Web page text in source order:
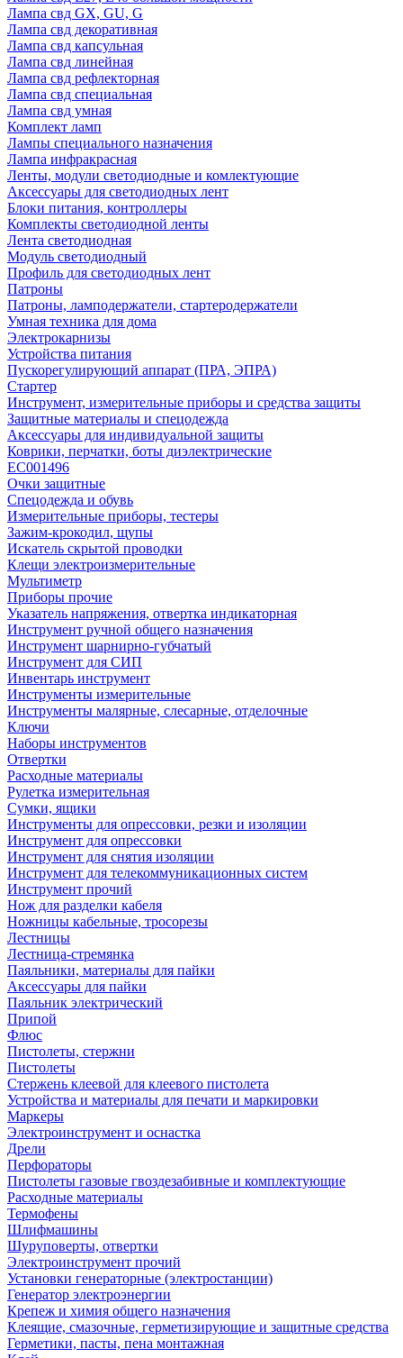
Лампа свд GX, GU, G
Лампа свд декоративная
Лампа свд капсульная
Лампа свд линейная
Лампа свд рефлекторная
Лампа свд специальная
Лампа свд умная
Комплект ламп
Лампы специального назначения
Лампа инфракрасная
Ленты, модули светодиодные и комлектующие
Аксессуары для светодиодных лент
Блоки питания, контроллеры
Комплекты светодиодной ленты
Лента светодиодная
Модуль светодиодный
Профиль для светодиодных лент
Патроны
Патроны, ламподержатели, стартеродержатели
Умная техника для дома
Электрокарнизы
Устройства питания
Пускорегулирующий аппарат (ПРА, ЭПРА)
Стартер
Инструмент, измерительные приборы и средства защиты
Защитные материалы и спецодежда
Аксессуары для индивидуальной защиты
Коврики, перчатки, боты диэлектрические
EC001496
Очки защитные
Спецодежда и обувь
Измерительные приборы, тестеры
Зажим-крокодил, щупы
Искатель скрытой проводки
Клещи электроизмерительные
Мультиметр
Приборы прочие
Указатель напряжения, отвертка индикаторная
Инструмент ручной общего назначения
Инструмент шарнирно-губчатый
Инструмент для СИП
Инвентарь инструмент
Инструменты измерительные
Инструменты малярные, слесарные, отделочные
Ключи
Наборы инструментов
Отвертки
Расходные материалы
Рулетка измерительная
Сумки, ящики
Инструменты для опрессовки, резки и изоляции
Инструмент для опрессовки
Инструмент для снятия изоляции
Инструмент для телекоммуникационных систем
Инструмент прочий
Нож для разделки кабеля
Ножницы кабельные, тросорезы
Лестницы
Лестница-стремянка
Паяльники, материалы для пайки
Аксессуары для пайки
Паяльник электрический
Припой
Флюс
Пистолеты, стержни
Пистолеты
Стержень клеевой для клеевого пистолета
Устройства и материалы для печати и маркировки
Маркеры
Электроинструмент и оснастка
Дрели
Перфораторы
Пистолеты газовые гвоздезабивные и комплектующие
Расходные материалы
Термофены
Шлифмашины
Шуруповерты, отвертки
Электроинструмент прочий
Установки генераторные (электростанции)
Генератор электроэнергии
Крепеж и химия общего назначения
Клеящие, смазочные, герметизирующие и защитные средства
Герметики, пасты, пена монтажная